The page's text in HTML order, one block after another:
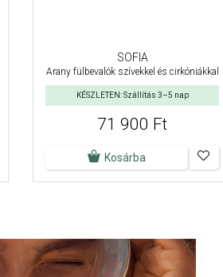
SOFIA
Arany fülbevalók szívekkel és cirkóniákkal
KÉSZLETEN: Szállítás 3–5 nap
71 900 Ft
Kosárba